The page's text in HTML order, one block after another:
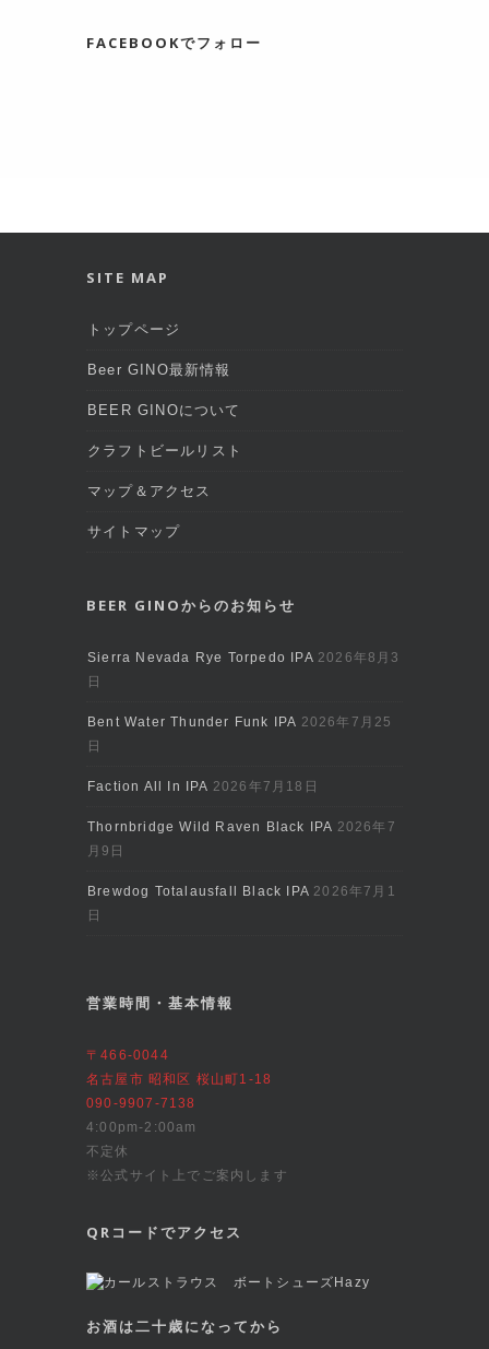
FACEBOOKでフォロー
SITE MAP
トップページ
Beer GINO最新情報
BEER GINOについて
クラフトビールリスト
マップ＆アクセス
サイトマップ
BEER GINOからのお知らせ
Sierra Nevada Rye Torpedo IPA 2026年8月3
日
Bent Water Thunder Funk IPA 2026年7月25
日
Faction All In IPA 2026年7月18日
Thornbridge Wild Raven Black IPA 2026年7
月9日
Brewdog Totalausfall Black IPA 2026年7月1
日
営業時間・基本情報
〒466-0044
名古屋市 昭和区 桜山町1-18
090-9907-7138
4:00pm-2:00am
不定休
※公式サイト上でご案内します
QRコードでアクセス
お酒は二十歳になってから